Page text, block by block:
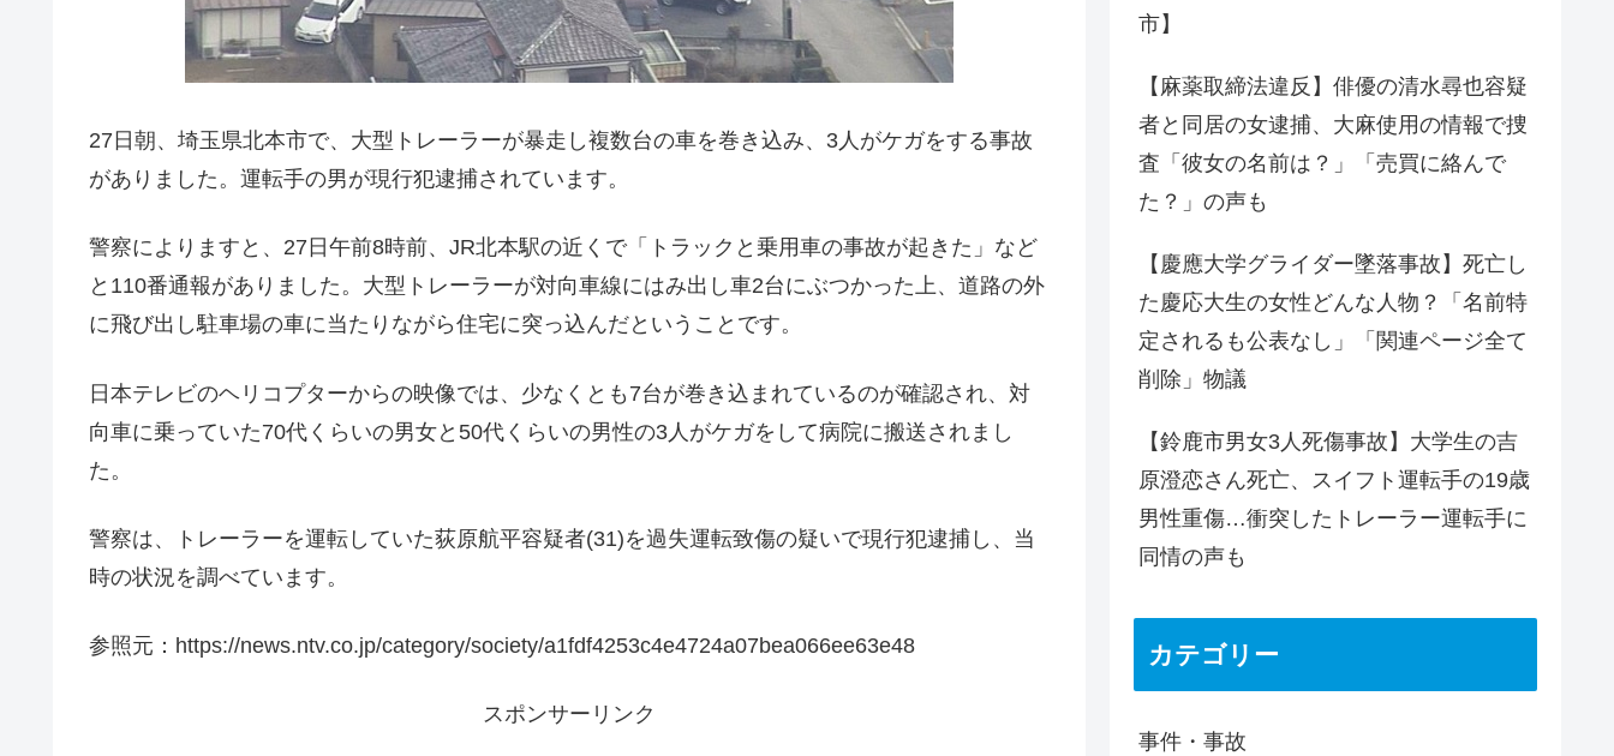
27日朝、埼玉県北本市で、大型トレーラーが暴走し複数台の車を巻き込み、3人がケガをする事故
がありました。運転手の男が現行犯逮捕されています。
警察によりますと、27日午前8時前、JR北本駅の近くで「トラックと乗用車の事故が起きた」など
と110番通報がありました。大型トレーラーが対向車線にはみ出し車2台にぶつかった上、道路の外
に飛び出し駐車場の車に当たりながら住宅に突っ込んだということです。
日本テレビのヘリコプターからの映像では、少なくとも7台が巻き込まれているのが確認され、対
向車に乗っていた70代くらいの男女と50代くらいの男性の3人がケガをして病院に搬送されまし
た。
警察は、トレーラーを運転していた荻原航平容疑者(31)を過失運転致傷の疑いで現行犯逮捕し、当
時の状況を調べています。
参照元：https://news.ntv.co.jp/category/society/a1fdf4253c4e4724a07bea066ee63e48
スポンサーリンク
市】
【麻薬取締法違反】俳優の清水尋也容疑
者と同居の女逮捕、大麻使用の情報で捜
査「彼女の名前は？」「売買に絡んで
た？」の声も
【慶應大学グライダー墜落事故】死亡し
た慶応大生の女性どんな人物？「名前特
定されるも公表なし」「関連ページ全て
削除」物議
【鈴鹿市男女3人死傷事故】大学生の吉
原澄恋さん死亡、スイフト運転手の19歳
男性重傷…衝突したトレーラー運転手に
同情の声も
カテゴリー
事件・事故